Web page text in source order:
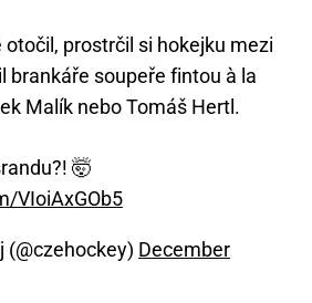
prostrčil si hokejku mezi
brankáře soupeře fintou à la
Malík nebo Tomáš Hertl.
🤯
VIoiAxGOb5
(@czehockey) December